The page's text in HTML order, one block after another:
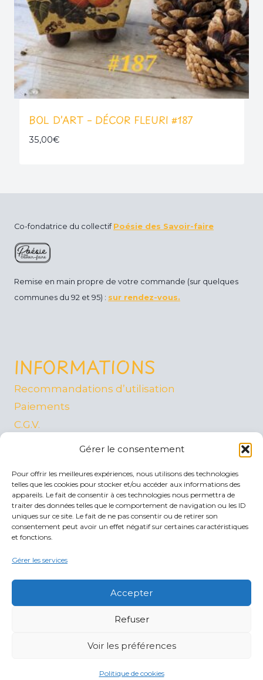
Gérer le consentement
Pour offrir les meilleures expériences, nous utilisons des technologies
telles que les cookies pour stocker et/ou accéder aux informations des
appareils. Le fait de consentir à ces technologies nous permettra de
traiter des données telles que le comportement de navigation ou les ID
uniques sur ce site. Le fait de ne pas consentir ou de retirer son
consentement peut avoir un effet négatif sur certaines caractéristiques
et fonctions.
Gérer les services
Accepter
Refuser
Voir les préférences
Politique de cookies
BOL D’ART – DÉCOR FLEURI #187
35,00€
Co-fondatrice du collectif Poésie des Savoir-faire
Remise en main propre de votre commande (sur quelques
communes du 92 et 95) : sur rendez-vous.
INFORMATIONS
Recommandations d’utilisation
Paiements
C.G.V.
Politique de cookies (UE)
CONTACT
Tel. 07 56 85 20 39